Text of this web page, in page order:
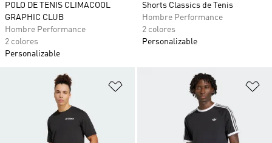
POLO DE TENIS CLIMACOOL
GRAPHIC CLUB
Hombre Performance
2 colores
Personalizable
Shorts Classics de Tenis
Hombre Performance
2 colores
Personalizable
Añadir a la lista de deseos